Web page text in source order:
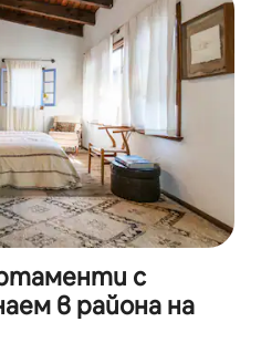
с
в района на